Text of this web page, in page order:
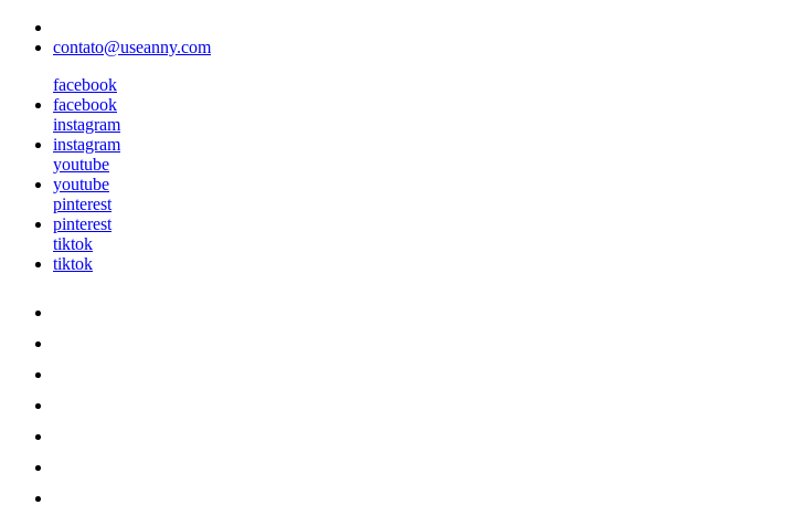
contato@useanny.com
facebook
facebook
instagram
instagram
youtube
youtube
pinterest
pinterest
tiktok
tiktok